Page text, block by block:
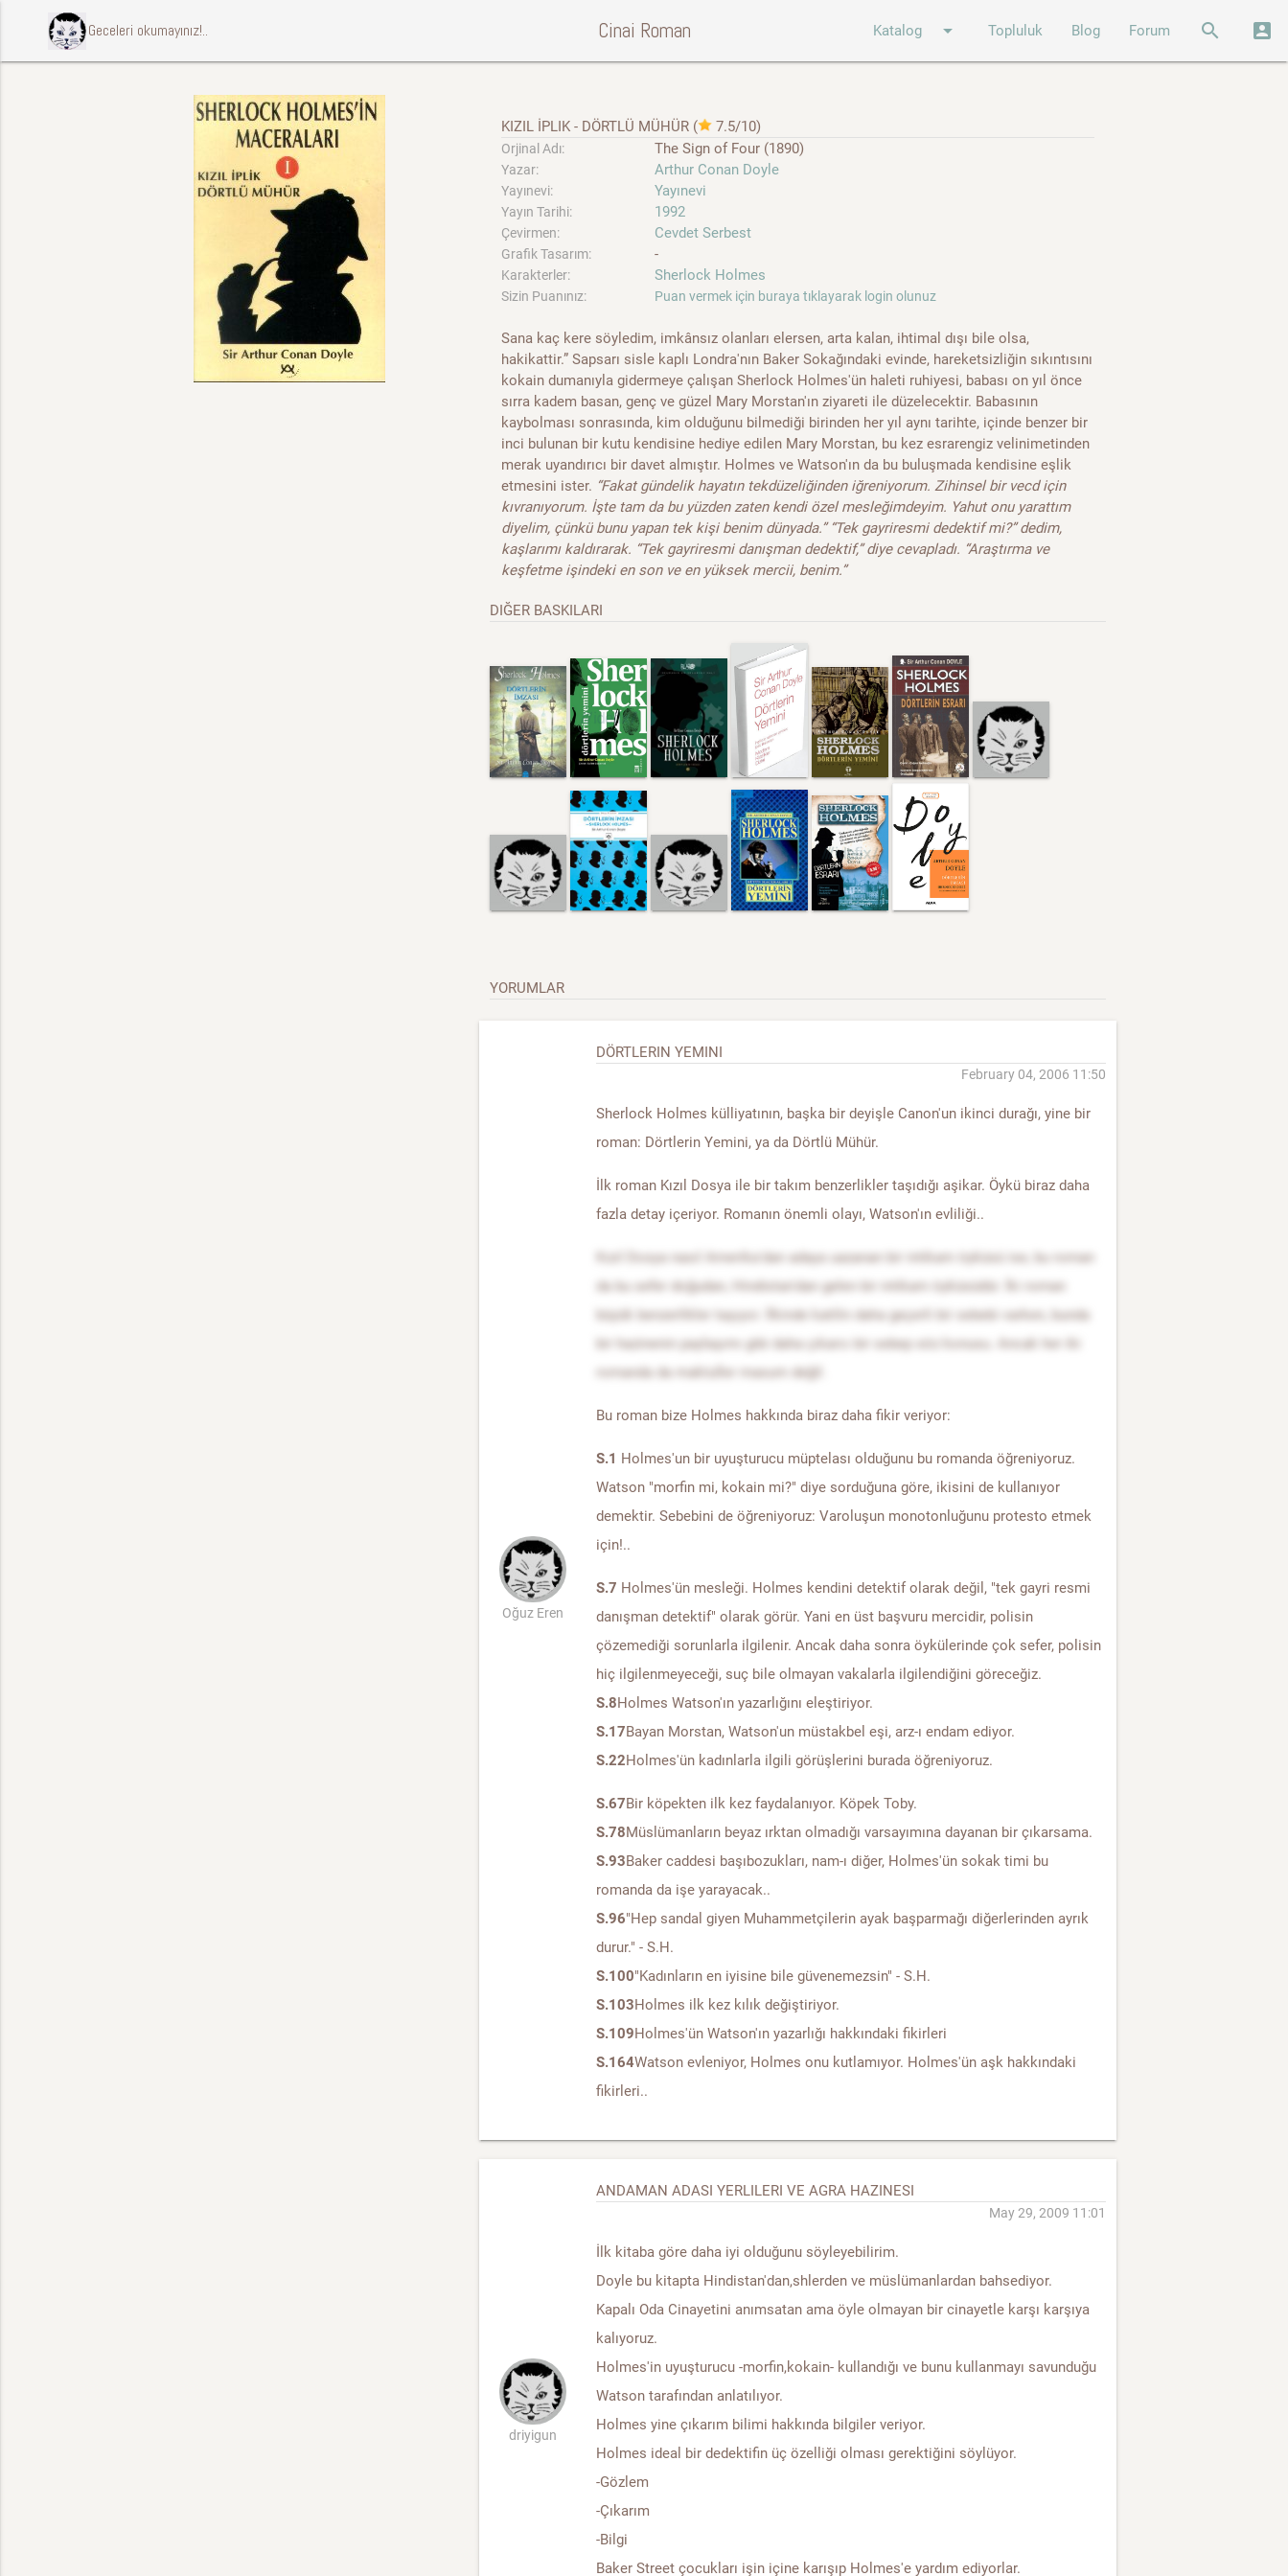
ccccci Geceleri okumayınız!.. Cinai Roman Katalog arrow_drop_down Topluluk Blog Forum search account_box
KIZIL İPLIK - DÖRTLÜ MÜHÜR ( 7.5/10)
Orjinal Adı: The Sign of Four (1890)
Yazar: Arthur Conan Doyle
Yayınevi: Yayınevi
Yayın Tarihi: 1992
Çevirmen: Cevdet Serbest
Grafik Tasarım: -
Karakterler: Sherlock Holmes
Sizin Puanınız: Puan vermek için buraya tıklayarak login olunuz
Sana kaç kere söyledim, imkânsız olanları elersen, arta kalan, ihtimal dışı bile olsa,
hakikattir.” Sapsarı sisle kaplı Londra'nın Baker Sokağındaki evinde, hareketsizliğin sıkıntısını
kokain dumanıyla gidermeye çalışan Sherlock Holmes'ün haleti ruhiyesi, babası on yıl önce
sırra kadem basan, genç ve güzel Mary Morstan'ın ziyareti ile düzelecektir. Babasının
kaybolması sonrasında, kim olduğunu bilmediği birinden her yıl aynı tarihte, içinde benzer bir
inci bulunan bir kutu kendisine hediye edilen Mary Morstan, bu kez esrarengiz velinimetinden
merak uyandırıcı bir davet almıştır. Holmes ve Watson'ın da bu buluşmada kendisine eşlik
etmesini ister. “Fakat gündelik hayatın tekdüzeliğinden iğreniyorum. Zihinsel bir vecd için
kıvranıyorum. İşte tam da bu yüzden zaten kendi özel mesleğimdeyim. Yahut onu yarattım
diyelim, çünkü bunu yapan tek kişi benim dünyada.” “Tek gayriresmi dedektif mi?” dedim,
kaşlarımı kaldırarak. “Tek gayriresmi danışman dedektif,” diye cevapladı. “Araştırma ve
keşfetme işindeki en son ve en yüksek mercii, benim.”
DIĞER BASKILARI
YORUMLAR
Oğuz Eren
DÖRTLERIN YEMINI
February 04, 2006 11:50
Sherlock Holmes külliyatının, başka bir deyişle Canon'un ikinci durağı, yine bir
roman: Dörtlerin Yemini, ya da Dörtlü Mühür.
İlk roman Kızıl Dosya ile bir takım benzerlikler taşıdığı aşikar. Öykü biraz daha
fazla detay içeriyor. Romanın önemli olayı, Watson'ın evliliği..
Kızıl Dosya nasıl Amerika'dan adaya uazanan bir intikam öyküsü ise, bu roman
da bu sefer doğudan, Hindistan'dan gelen bir intikam öyküsüdür. İki roman
büyük benzerlikler taşıyor. İlkinde katilin daha geçerli bir sebebi varken, bunda
bir hazinenin paylaşımı gibi daha çıkarcı bir sebep söz konusu. Ancak her iki
romanda da maktuller masum değil.
Bu roman bize Holmes hakkında biraz daha fikir veriyor:
S.1 Holmes'un bir uyuşturucu müptelası olduğunu bu romanda öğreniyoruz.
Watson "morfin mi, kokain mi?" diye sorduğuna göre, ikisini de kullanıyor
demektir. Sebebini de öğreniyoruz: Varoluşun monotonluğunu protesto etmek
için!..
S.7 Holmes'ün mesleği. Holmes kendini detektif olarak değil, "tek gayri resmi
danışman detektif" olarak görür. Yani en üst başvuru mercidir, polisin
çözemediği sorunlarla ilgilenir. Ancak daha sonra öykülerinde çok sefer, polisin
hiç ilgilenmeyeceği, suç bile olmayan vakalarla ilgilendiğini göreceğiz.
S.8Holmes Watson'ın yazarlığını eleştiriyor.
S.17Bayan Morstan, Watson'un müstakbel eşi, arz-ı endam ediyor.
S.22Holmes'ün kadınlarla ilgili görüşlerini burada öğreniyoruz.
S.67Bir köpekten ilk kez faydalanıyor. Köpek Toby.
S.78Müslümanların beyaz ırktan olmadığı varsayımına dayanan bir çıkarsama.
S.93Baker caddesi başıbozukları, nam-ı diğer, Holmes'ün sokak timi bu
romanda da işe yarayacak..
S.96"Hep sandal giyen Muhammetçilerin ayak başparmağı diğerlerinden ayrık
durur." - S.H.
S.100"Kadınların en iyisine bile güvenemezsin" - S.H.
S.103Holmes ilk kez kılık değiştiriyor.
S.109Holmes'ün Watson'ın yazarlığı hakkındaki fikirleri
S.164Watson evleniyor, Holmes onu kutlamıyor. Holmes'ün aşk hakkındaki
fikirleri..
driyigun
ANDAMAN ADASI YERLILERI VE AGRA HAZINESI
May 29, 2009 11:01
İlk kitaba göre daha iyi olduğunu söyleyebilirim.
Doyle bu kitapta Hindistan'dan,shlerden ve müslümanlardan bahsediyor.
Kapalı Oda Cinayetini anımsatan ama öyle olmayan bir cinayetle karşı karşıya
kalıyoruz.
Holmes'in uyuşturucu -morfin,kokain- kullandığı ve bunu kullanmayı savunduğu
Watson tarafından anlatılıyor.
Holmes yine çıkarım bilimi hakkında bilgiler veriyor.
Holmes ideal bir dedektifin üç özelliği olması gerektiğini söylüyor.
-Gözlem
-Çıkarım
-Bilgi
Baker Street çocukları işin içine karışıp Holmes'e yardım ediyorlar.